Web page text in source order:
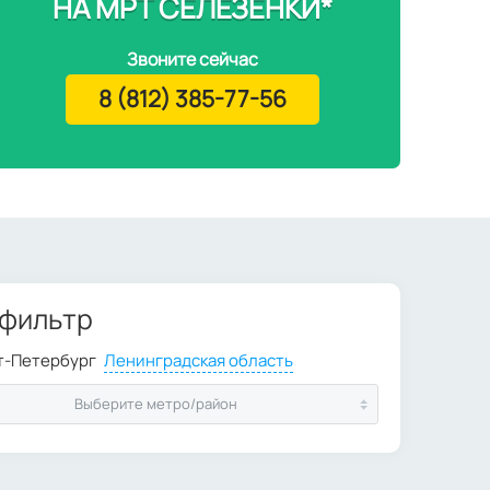
Звоните сейчас
8 (812) 385-77-56
Выберите метро/район